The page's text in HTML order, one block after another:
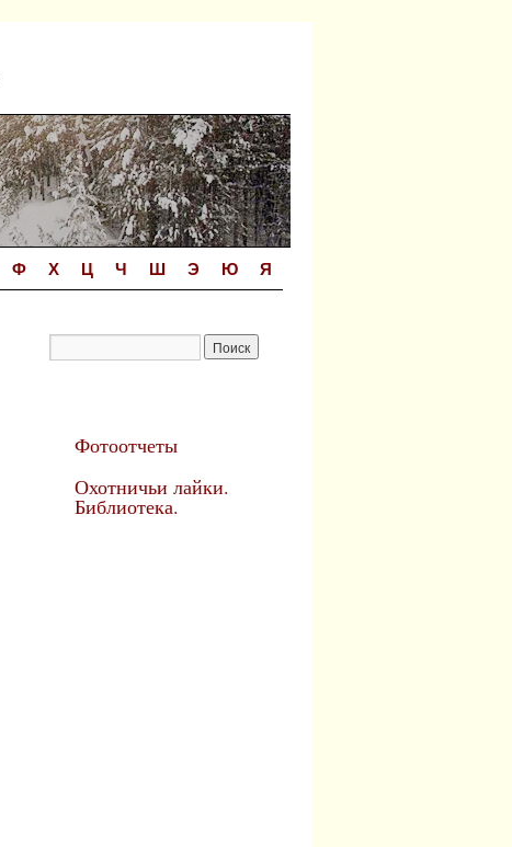
Ф Х Ц Ч Ш Э Ю Я
Фотоотчеты
Охотничьи лайки.
Библиотека.